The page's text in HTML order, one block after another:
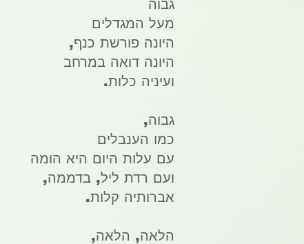
גבוה
מעל המגדלים
היונה פורשת כנף,
היונה דואה במרחב
ועיניה כלות.
גבוה,
כמו הענבלים
עם עלות היום היא הומה
ועם רדת ליל, בדממה,
אברותיה קלות.
הלאה, הלאה,